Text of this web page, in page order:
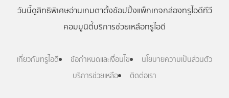
วันนี้ดูสิทธิพิเศษอ่านเกมตาตั้งช้อปปิ้งแพ็กเกจกล่องทรูไอดีทีวี
คอมมูนิตี้บริการช่วยเหลือทรูไอดี
เกี่ยวกับทรูไอดี ข้อกำหนดและเงื่อนไข
นโยบายความเป็นส่วนตัว
บริการช่วยเหลือ
ติดต่อเรา